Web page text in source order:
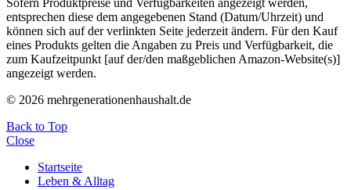
Sofern Produktpreise und Verfügbarkeiten angezeigt werden,
entsprechen diese dem angegebenen Stand (Datum/Uhrzeit) und
können sich auf der verlinkten Seite jederzeit ändern. Für den Kauf
eines Produkts gelten die Angaben zu Preis und Verfügbarkeit, die
zum Kaufzeitpunkt [auf der/den maßgeblichen Amazon-Website(s)]
angezeigt werden.
© 2026 mehrgenerationenhaushalt.de
Back to Top
Close
Startseite
Leben & Alltag